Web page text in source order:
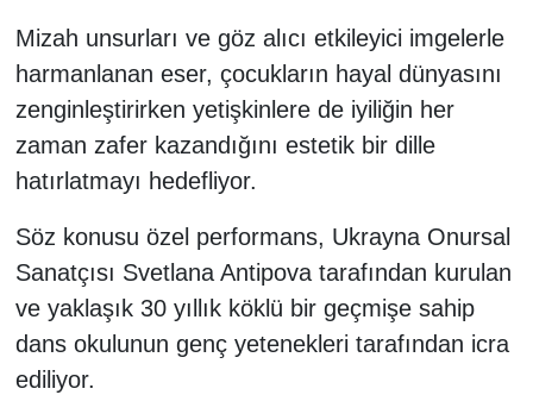
Mizah unsurları ve göz alıcı etkileyici imgelerle
harmanlanan eser, çocukların hayal dünyasını
zenginleştirirken yetişkinlere de iyiliğin her
zaman zafer kazandığını estetik bir dille
hatırlatmayı hedefliyor.
Söz konusu özel performans, Ukrayna Onursal
Sanatçısı Svetlana Antipova tarafından kurulan
ve yaklaşık 30 yıllık köklü bir geçmişe sahip
dans okulunun genç yetenekleri tarafından icra
ediliyor.